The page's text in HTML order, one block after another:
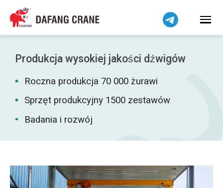
Produkcja wysokiej jakości dźwigów
Roczna produkcja 70 000 żurawi
Sprzęt produkcyjny 1500 zestawów
Badania i rozwój
Bahasa Indonesia
Bahasa Melayu
Tiếng Việt
简体中文
فارسی
Pilipino
اردو
Беларуская мова
Kiswahili